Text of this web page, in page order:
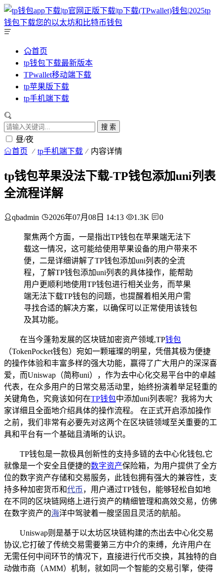
首页
tp钱包下载最新版本
TPwallet移动端下载
tp苹果版下载
tp手机端下载
搜 索
昼/夜
首页 tp手机端下载 内容详情
tp钱包苹果没法下载-TP钱包添加uni列表
全流程详解
qbadmin 2026年07月08日 14:13 1.3K 0
聚焦两个方面，一是指出TP钱包在苹果端无法下
载这一情况，这可能给使用苹果设备的用户带来不
便，二是详细讲解了TP钱包添加uni列表的全流
程，了解TP钱包添加uni列表的具体操作，能帮助
用户更顺利地使用TP钱包进行相关业务，而苹果
端无法下载TP钱包的问题，也提醒着相关用户需
寻找合适的解决方案，以确保可以正常使用该钱包
及其功能。
在当今蓬勃发展的区块链加密资产领域,TP钱包
（TokenPocket钱包）宛如一颗璀璨的明星，凭借其极为便捷
的操作体验和丰富多样的强大功能，赢得了广大用户的深深喜
爱，而Uniswap（简称uni），作为去中心化交易平台中的卓越
代表，在众多用户的日常交易活动里，始终扮演着举足轻重的
关键角色，究竟该如何在TP钱包中添加uni列表呢？我将为大
家详细且全面地介绍具体的操作流程。 在正式开启添加操作
之前，我们非常有必要先对这两个在区块链领域至关重要的工
具和平台有一个基础且清晰的认识。
TP钱包是一款极具创新性的支持多链的去中心化钱包,它
就像是一个安全且便捷的数字资产保险箱，为用户提供了全方
位的数字资产存储和交易服务，此钱包拥有强大的兼容性，支
持多种加密货币和代币 ，用户通过TP钱包，能够轻松自如地
在不同的区块链网络上进行资产的精细管理和高效交易，仿佛
在数字资产的海洋中驾驶着一艘坚固且灵活的航船。
Uniswap则是基于以太坊区块链构建的杰出去中心化交易
协议,它打破了传统交易需要第三方中介的束缚，允许用户在
无需任何中间环节的情况下，直接进行代币交换，其独特的自
动做市商（AMM）机制，就如同一个智能的交易引擎，使得